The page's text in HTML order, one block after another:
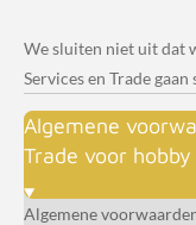
We sluiten niet uit dat
Services en Trade gaan
Algemene
Trade voor
Algemene